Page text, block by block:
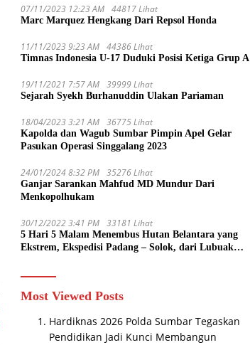
07/11/2023 12:23 AM 44817 Lihat
Marc Marquez Hengkang Dari Repsol Honda
11/11/2023 9:23 AM 44386 Lihat
Timnas Indonesia U-17 Duduki Posisi Ketiga Grup A
19/11/2021 7:57 AM 39999 Lihat
Sejarah Syekh Burhanuddin Ulakan Pariaman
18/04/2023 3:21 AM 36775 Lihat
Kapolda dan Wagub Sumbar Pimpin Apel Gelar
Pasukan Operasi Singgalang 2023
24/01/2024 8:32 PM 35276 Lihat
Ganjar Sarankan Mahfud MD Mundur Dari
Menkopolhukam
30/12/2022 3:41 PM 33181 Lihat
5 Hari 5 Malam Menembus Hutan Belantara yang
Ekstrem, Ekspedisi Padang – Solok, dari Lubuak
Most Viewed Posts
Hardiknas 2026 Polda Sumbar Tegaskan
Pendidikan Jadi Kunci Membangun